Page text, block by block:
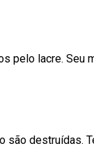
pelo lacre. Seu
são destruídas.